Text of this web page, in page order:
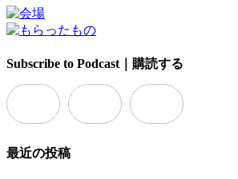
Subscribe to Podcast｜購読する
最近の投稿